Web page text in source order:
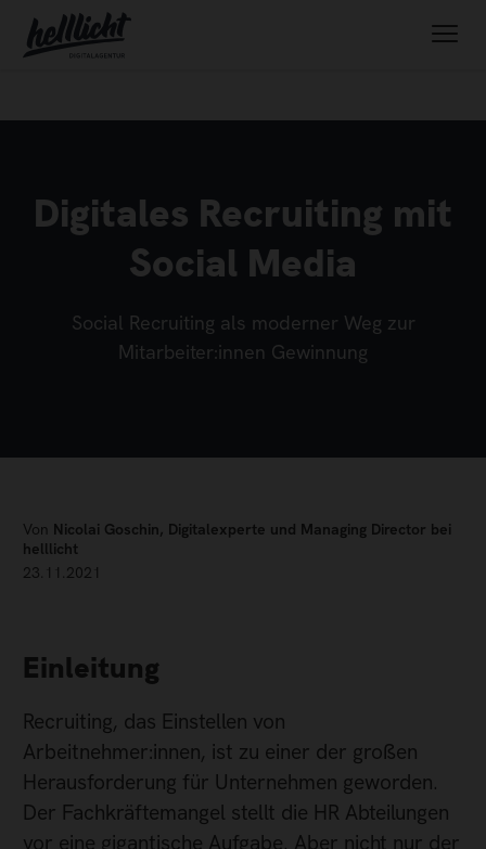
Digitales Recruiting mit
Social Media
Social Recruiting als moderner Weg zur
Mitarbeiter:innen Gewinnung
Von Nicolai Goschin, Digitalexperte und Managing Director bei
helllicht
23.11.2021
Einleitung
Recruiting, das Einstellen von
Arbeitnehmer:innen, ist zu einer der großen
Herausforderung für Unternehmen geworden.
Der Fachkräftemangel stellt die HR Abteilungen
vor eine gigantische Aufgabe. Aber nicht nur der